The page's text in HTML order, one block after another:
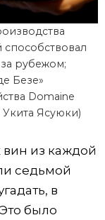
способствовал
рубежом;
Безе»
Domaine
Ясуюки)
вин из каждой
седьмой
в
было